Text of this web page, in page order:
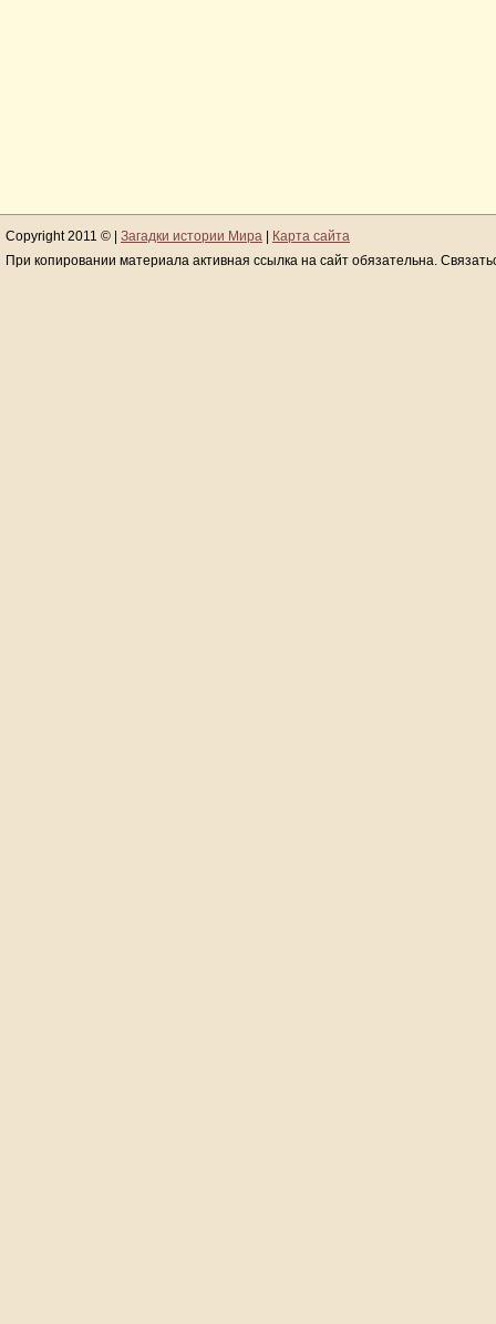
Copyright 2011 © | Загадки истории Мира
Карта сайта
При копировании материала активная ссылка на сайт обязательна.